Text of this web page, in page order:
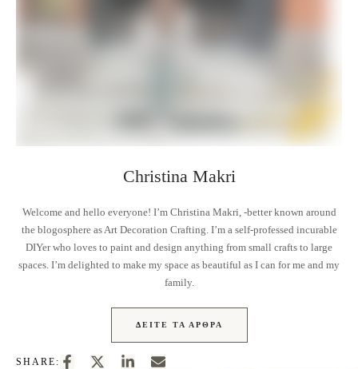
Christina Makri
Welcome and hello everyone! I’m Christina Makri, -better known around
the blogosphere as Art Decoration Crafting. I’m a self-professed incurable
DIYer who loves to paint and design anything from small crafts to large
spaces. I’m delighted to make my space as beautiful as I can for me and my
family.
ΔΕΊΤΕ ΤΑ ΆΡΘΡΑ
SHARE: